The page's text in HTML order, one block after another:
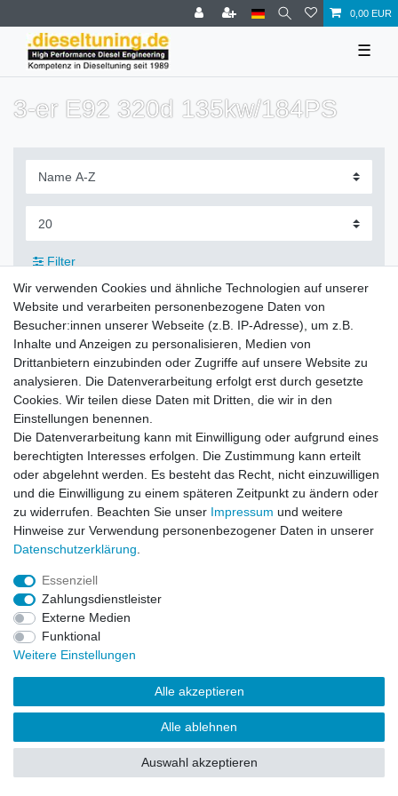
0,00 EUR
☰
3-er E92 320d 135kw/184PS
Filter
Zahlung und Versand
Daten­schutz­erklärung
Barrierefreiheitserklärung Widerrufs­recht
Vertrag widerrufen
© Copyright 2026 | Alle Rechte vorbehalten.
Wir verwenden Cookies und ähnliche Technologien auf unserer
Website und verarbeiten personenbezogene Daten von
Besucher:innen unserer Webseite (z.B. IP-Adresse), um z.B.
Inhalte und Anzeigen zu personalisieren, Medien von
Drittanbietern einzubinden oder Zugriffe auf unsere Website zu
analysieren. Die Datenverarbeitung erfolgt erst durch gesetzte
Cookies. Wir teilen diese Daten mit Dritten, die wir in den
Einstellungen benennen.
Die Datenverarbeitung kann mit Einwilligung oder aufgrund eines
berechtigten Interesses erfolgen. Die Zustimmung kann erteilt
oder abgelehnt werden. Es besteht das Recht, nicht einzuwilligen
und die Einwilligung zu einem späteren Zeitpunkt zu ändern oder
zu widerrufen. Beachten Sie unser Impressum und weitere
Hinweise zur Verwendung personenbezogener Daten in unserer
Daten­schutz­erklärung
Essenziell
Zahlungsdienstleister
Externe Medien
Funktional
Weitere Einstellungen
Alle akzeptieren
Alle ablehnen
Auswahl akzeptieren